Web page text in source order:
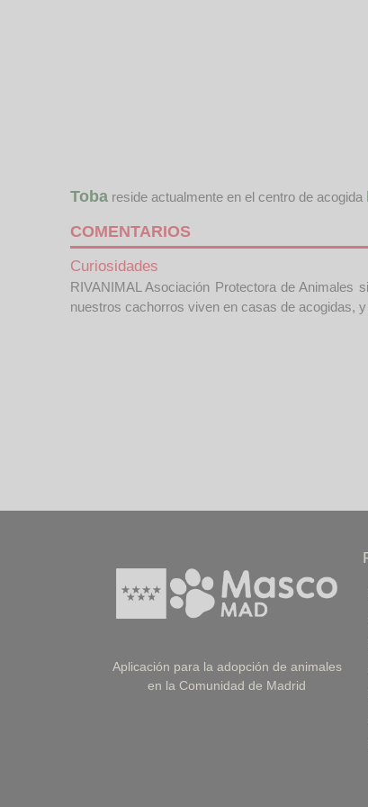
Toba reside actualmente en el centro de acogida
COMENTARIOS
Curiosidades
RIVANIMAL Asociación Protectora de Animales
nuestros cachorros viven en casas de acogidas,
Aplicación para la adopción de animales
en la Comunidad de Madrid